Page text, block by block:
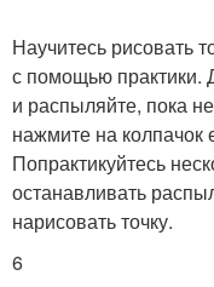
Научитесь рисовать
с помощью практики.
и распыляйте, пока
нажмите на колпачок
Попрактикуйтесь
останавливать
нарисовать точку.
6